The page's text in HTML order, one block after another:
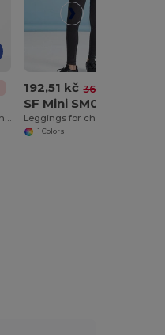
192,51 kč 364,23 kč
SF Mini SM064
Leggings for children
+1 Colors